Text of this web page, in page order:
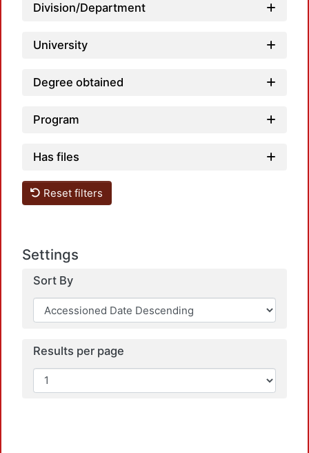
Division/Department
University
Degree obtained
Program
Has files
Reset filters
Settings
Sort By
Results per page